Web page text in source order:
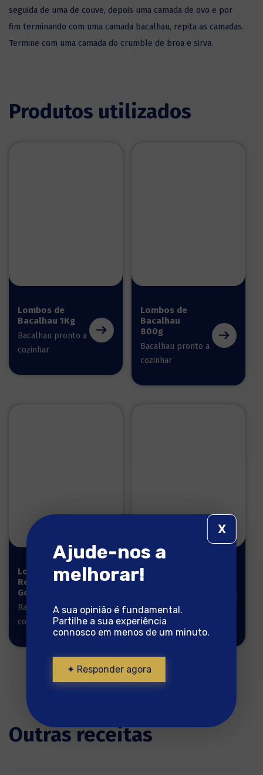
seguida de uma de couve, depois uma camada de ovo e por
fim terminando com uma camada bacalhau, repita as camadas.
Termine com uma camada do crumble de broa e sirva.
Produtos utilizados
Lombos de
Bacalhau 1Kg
Bacalhau pronto a
cozinhar
Lombos de
Bacalhau
800g
Bacalhau pronto a
cozinhar
Lombos
Reserva
Gourmet 1kg
Bacalhau pronto a
cozinhar
Lombos de
Bacalhau
Bacalhau pronto a
cozinhar
Outras receitas
Ajude-nos a
melhorar!
A sua opinião é fundamental.
Partilhe a sua experiência
connosco em menos de um minuto.
✦ Responder agora
X